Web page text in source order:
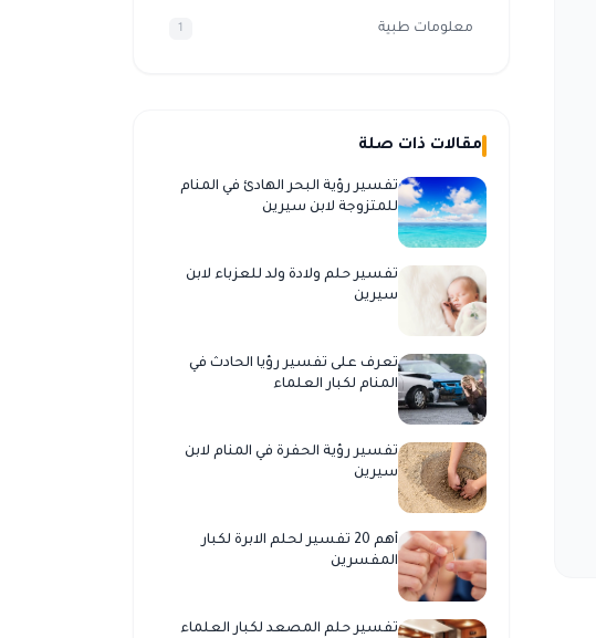
معلومات طبية 1
مقالات ذات صلة
تفسير رؤية البحر الهادئ في المنام
للمتزوجة لابن سيرين
تفسير حلم ولادة ولد للعزباء لابن
سيرين
تعرف على تفسير رؤيا الحادث في
المنام لكبار العلماء
تفسير رؤية الحفرة في المنام لابن
سيرين
أهم 20 تفسير لحلم الابرة لكبار
المفسرين
تفسير حلم المصعد لكبار العلماء